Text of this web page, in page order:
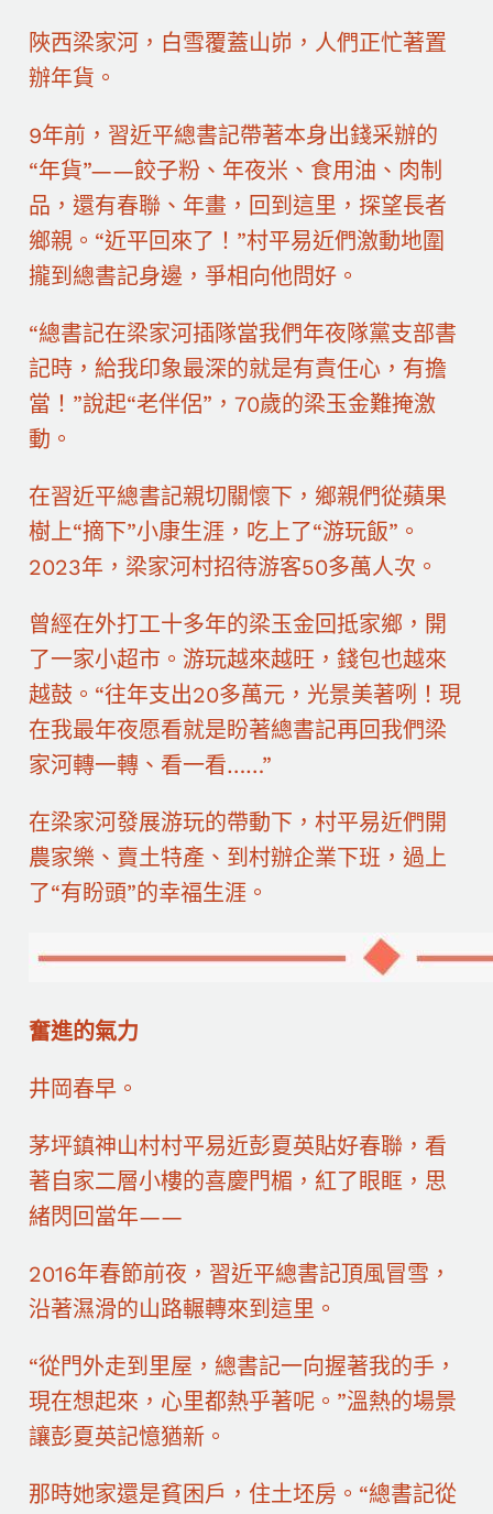
陜西梁家河，白雪覆蓋山峁，人們正忙著置
辦年貨。
9年前，習近平總書記帶著本身出錢采辦的
“年貨”——餃子粉、年夜米、食用油、肉制
品，還有春聯、年畫，回到這里，探望長者
鄉親。“近平回來了！”村平易近們激動地圍
攏到總書記身邊，爭相向他問好。
“總書記在梁家河插隊當我們年夜隊黨支部書
記時，給我印象最深的就是有責任心，有擔
當！”說起“老伴侶”，70歲的梁玉金難掩激
動。
在習近平總書記親切關懷下，鄉親們從蘋果
樹上“摘下”小康生涯，吃上了“游玩飯”。
2023年，梁家河村招待游客50多萬人次。
曾經在外打工十多年的梁玉金回抵家鄉，開
了一家小超市。游玩越來越旺，錢包也越來
越鼓。“往年支出20多萬元，光景美著咧！現
在我最年夜愿看就是盼著總書記再回我們梁
家河轉一轉、看一看……”
在梁家河發展游玩的帶動下，村平易近們開
農家樂、賣土特產、到村辦企業下班，過上
了“有盼頭”的幸福生涯。
奮進的氣力
井岡春早。
茅坪鎮神山村村平易近彭夏英貼好春聯，看
著自家二層小樓的喜慶門楣，紅了眼眶，思
緒閃回當年——
2016年春節前夜，習近平總書記頂風冒雪，
沿著濕滑的山路輾轉來到這里。
“從門外走到里屋，總書記一向握著我的手，
現在想起來，心里都熱乎著呢。”溫熱的場景
讓彭夏英記憶猶新。
那時她家還是貧困戶，住土坯房。“總書記從